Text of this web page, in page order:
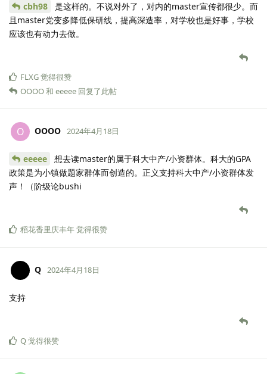
cbh98
是这样的。不说对外了，对内的master宣传都很少。而
且master党变多降低保研线，提高深造率，对学校也是好事，学校
应该也有动力去做。
FLXG觉得很赞
OOOO和 eeeee 回复了此帖
O OOOO 2024年4月18日
eeeee
想去读master的属于科大中产/小资群体。科大的GPA
政策是为小镇做题家群体而创造的。正义支持科大中产/小资群体发
声！（阶级论bushi
稻花香里庆丰年觉得很赞
Q 2024年4月18日
支持
Q觉得很赞